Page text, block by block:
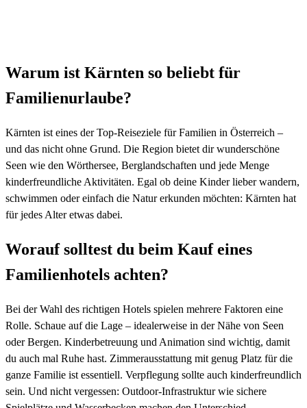
Warum ist Kärnten so beliebt für
Familienurlaube?
Kärnten ist eines der Top-Reiseziele für Familien in Österreich –
und das nicht ohne Grund. Die Region bietet dir wunderschöne
Seen wie den Wörthersee, Berglandschaften und jede Menge
kinderfreundliche Aktivitäten. Egal ob deine Kinder lieber wandern,
schwimmen oder einfach die Natur erkunden möchten: Kärnten hat
für jedes Alter etwas dabei.
Worauf solltest du beim Kauf eines
Familienhotels achten?
Bei der Wahl des richtigen Hotels spielen mehrere Faktoren eine
Rolle. Schaue auf die Lage – idealerweise in der Nähe von Seen
oder Bergen. Kinderbetreuung und Animation sind wichtig, damit
du auch mal Ruhe hast. Zimmerausstattung mit genug Platz für die
ganze Familie ist essentiell. Verpflegung sollte auch kinderfreundlich
sein. Und nicht vergessen: Outdoor-Infrastruktur wie sichere